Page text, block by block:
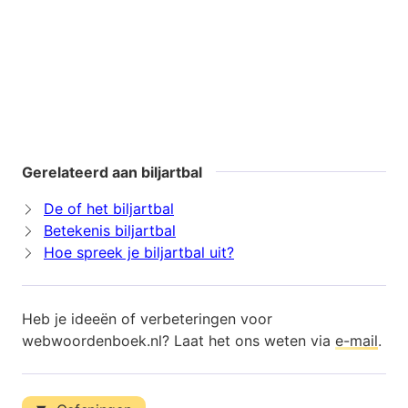
Gerelateerd aan biljartbal
De of het biljartbal
Betekenis biljartbal
Hoe spreek je biljartbal uit?
Heb je ideeën of verbeteringen voor
webwoordenboek.nl? Laat het ons weten via e-mail.